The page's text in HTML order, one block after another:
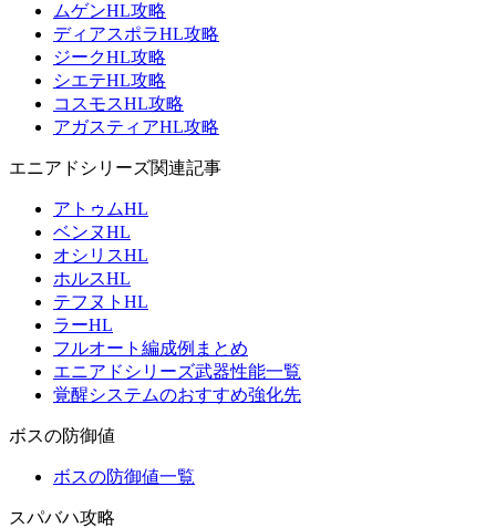
ムゲンHL攻略
ディアスポラHL攻略
ジークHL攻略
シエテHL攻略
コスモスHL攻略
アガスティアHL攻略
エニアドシリーズ関連記事
アトゥムHL
ベンヌHL
オシリスHL
ホルスHL
テフヌトHL
ラーHL
フルオート編成例まとめ
エニアドシリーズ武器性能一覧
覚醒システムのおすすめ強化先
ボスの防御値
ボスの防御値一覧
スパバハ攻略